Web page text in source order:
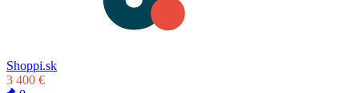
Shoppi.sk
3 400 €